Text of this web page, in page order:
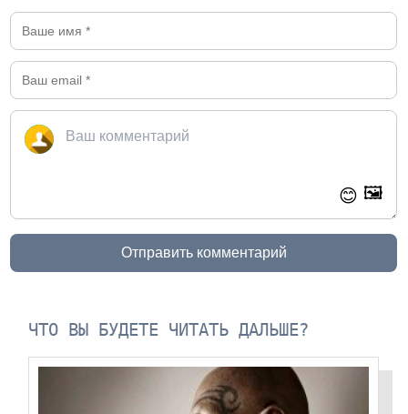
😊 🖼️
Отправить комментарий
ЧТО ВЫ БУДЕТЕ ЧИТАТЬ ДАЛЬШЕ?